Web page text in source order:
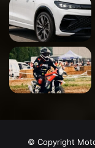
© Copyright